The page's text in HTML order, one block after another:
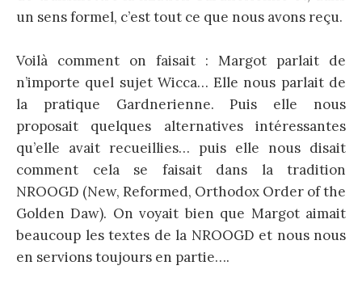
un sens formel, c’est tout ce que nous avons reçu.
Voilà comment on faisait : Margot parlait de
n’importe quel sujet Wicca… Elle nous parlait de
la pratique Gardnerienne. Puis elle nous
proposait quelques alternatives intéressantes
qu’elle avait recueillies… puis elle nous disait
comment cela se faisait dans la tradition
NROOGD (New, Reformed, Orthodox Order of the
Golden Daw). On voyait bien que Margot aimait
beaucoup les textes de la NROOGD et nous nous
en servions toujours en partie….